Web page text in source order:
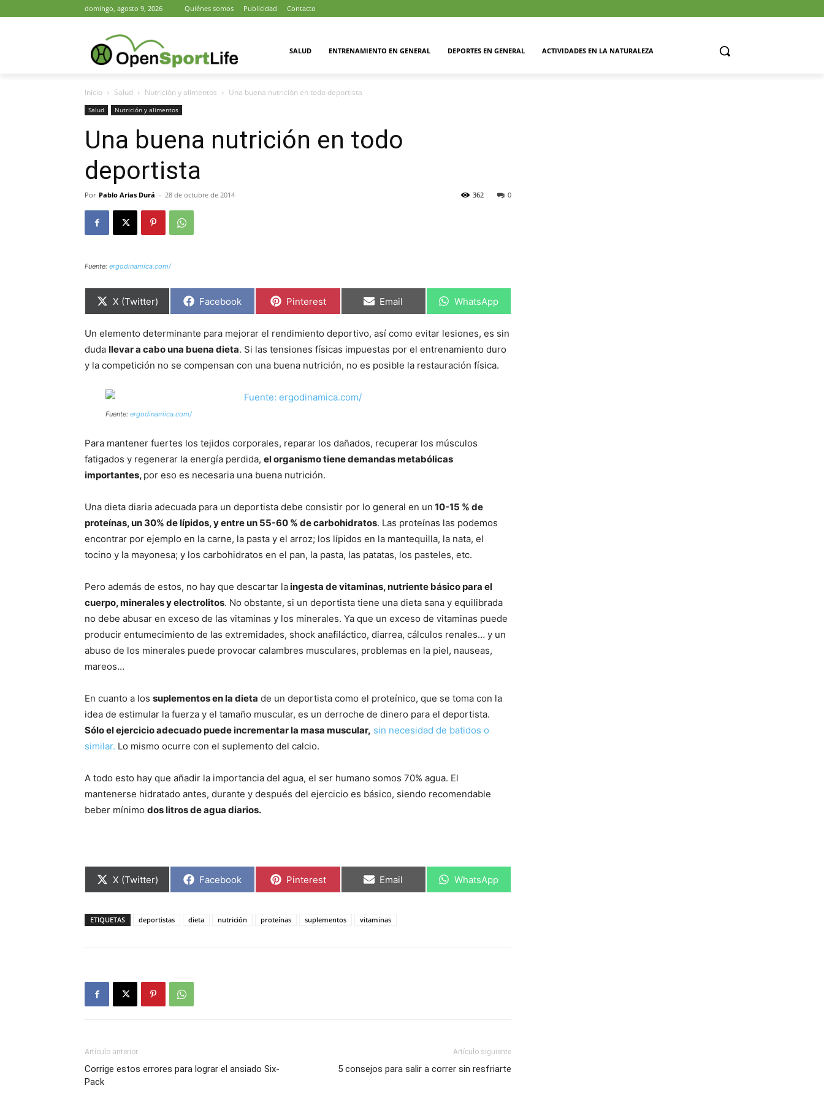
domingo, agosto 9, 2026 Quiénes somos Publicidad Contacto
SALUD ENTRENAMIENTO EN GENERAL DEPORTES EN GENERAL ACTIVIDADES EN LA NATURALEZA
Inicio Salud Nutrición y alimentos Una buena nutrición en todo deportista
Salud Nutrición y alimentos
Una buena nutrición en todo
deportista
Por Pablo Arias Durá - 28 de octubre de 2014 0
362
Fuente: ergodinamica.com/
Compartir
X (Twitter) Compartir
Facebook Compartir
Pinterest Compartir
Email Compartir
WhatsApp
Un elemento determinante para mejorar el rendimiento deportivo, así como evitar lesiones, es sin
duda llevar a cabo una buena dieta. Si las tensiones físicas impuestas por el entrenamiento duro
y la competición no se compensan con una buena nutrición, no es posible la restauración física.
Fuente: ergodinamica.com/
Para mantener fuertes los tejidos corporales, reparar los dañados, recuperar los músculos
fatigados y regenerar la energía perdida, el organismo tiene demandas metabólicas
importantes, por eso es necesaria una buena nutrición.
Una dieta diaria adecuada para un deportista debe consistir por lo general en un 10-15 % de
proteínas, un 30% de lípidos, y entre un 55-60 % de carbohidratos. Las proteínas las podemos
encontrar por ejemplo en la carne, la pasta y el arroz; los lípidos en la mantequilla, la nata, el
tocino y la mayonesa; y los carbohidratos en el pan, la pasta, las patatas, los pasteles, etc.
Pero además de estos, no hay que descartar laingesta de vitaminas, nutriente básico para el
cuerpo, minerales y electrolitos. No obstante, si un deportista tiene una dieta sana y equilibrada
no debe abusar en exceso de las vitaminas y los minerales. Ya que un exceso de vitaminas puede
producir entumecimiento de las extremidades, shock anafiláctico, diarrea, cálculos renales… y un
abuso de los minerales puede provocar calambres musculares, problemas en la piel, nauseas,
mareos…
En cuanto a los suplementos en la dieta de un deportista como el proteínico, que se toma con la
idea de estimular la fuerza y el tamaño muscular, es un derroche de dinero para el deportista.
Sólo el ejercicio adecuado puede incrementar la masa muscular, sin necesidad de batidos o
similar. Lo mismo ocurre con el suplemento del calcio.
A todo esto hay que añadir la importancia del agua, el ser humano somos 70% agua. El
mantenerse hidratado antes, durante y después del ejercicio es básico, siendo recomendable
beber mínimo dos litros de agua diarios.
Compartir
X (Twitter) Compartir
Facebook Compartir
Pinterest Compartir
Email Compartir
WhatsApp
ETIQUETAS deportistas dieta nutrición proteínas suplementos vitaminas
Artículo anterior
Corrige estos errores para lograr el ansiado Six-
Pack
Artículo siguiente
5 consejos para salir a correr sin resfriarte